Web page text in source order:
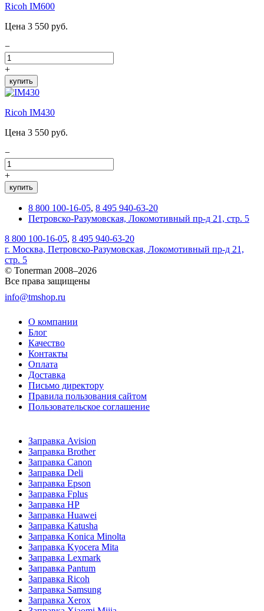
Ricoh IM600
Цена 3 550 руб.
−
+
купить
Ricoh IM430
Цена 3 550 руб.
−
+
купить
8 800 100-16-05, 8 495 940-63-20
Петровско-Разумовская, Локомотивный пр-д 21, стр. 5
8 800 100-16-05, 8 495 940-63-20
г. Москва, Петровско-Разумовская, Локомотивный пр-д 21,
стр. 5
© Tonerman 2008–2026
Все права защищены
info@tmshop.ru
О компании
Блог
Качество
Контакты
Оплата
Доставка
Письмо директору
Правила пользования сайтом
Пользовательское соглашение
Заправка Avision
Заправка Brother
Заправка Canon
Заправка Deli
Заправка Epson
Заправка Fplus
Заправка HP
Заправка Huawei
Заправка Katusha
Заправка Konica Minolta
Заправка Kyocera Mita
Заправка Lexmark
Заправка Pantum
Заправка Ricoh
Заправка Samsung
Заправка Xerox